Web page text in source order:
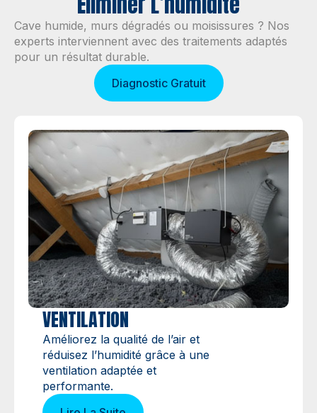
Cave humide, murs dégradés ou moisissures ? Nos
experts interviennent avec des traitements adaptés
pour un résultat durable.
Diagnostic Gratuit
VENTILATION
Améliorez la qualité de l’air et
réduisez l’humidité grâce à une
ventilation adaptée et
performante.